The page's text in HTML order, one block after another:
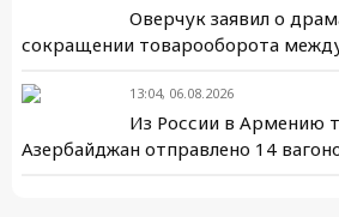
Оверчук заявил о
сокращении товарооборота
13:04, 06.08.2026
Из России в Армению
Азербайджан отправлено 14